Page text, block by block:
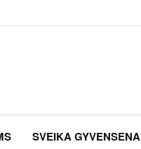
SVEIKA GYVENSENA